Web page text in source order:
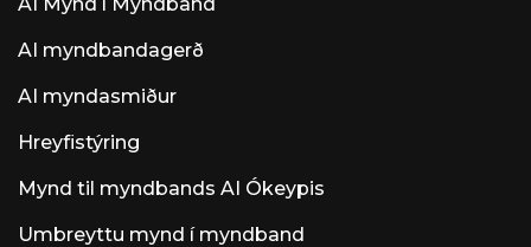
AI myndbandagerð
AI myndasmiður
Hreyfistýring
Mynd til myndbands AI Ókeypis
Umbreyttu mynd í myndband